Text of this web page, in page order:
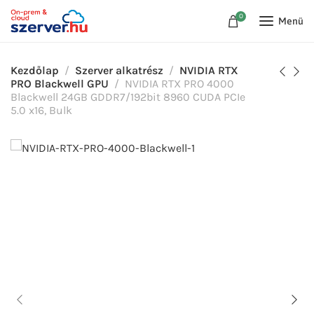
0 Menü
Kezdőlap Szerver alkatrész
NVIDIA RTX
PRO Blackwell GPU
NVIDIA RTX PRO 4000
Blackwell 24GB GDDR7/192bit 8960 CUDA PCIe
5.0 x16, Bulk